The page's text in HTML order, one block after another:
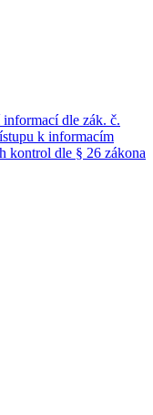
dle zák. č.
k informacím
kontrol dle § 26 zákona